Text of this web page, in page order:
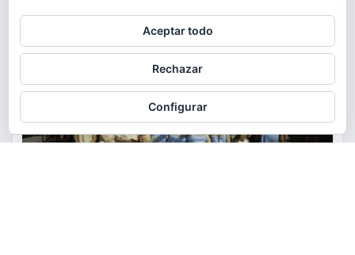
Aceptar todo
Rechazar
Configurar
Para obtener más información, incluido cómo gestionar las cookies,